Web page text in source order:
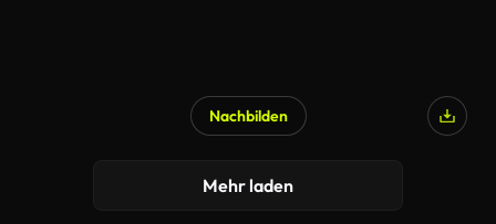
Nachbilden
Mehr laden